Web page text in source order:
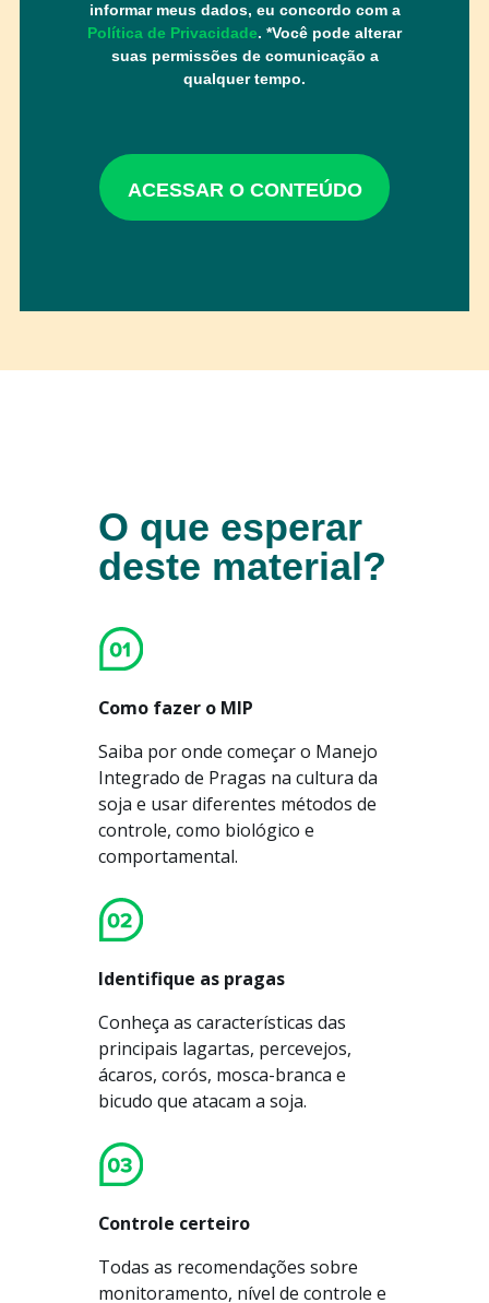
informar meus dados, eu concordo com a
Política de Privacidade. *Você pode alterar
suas permissões de comunicação a
qualquer tempo.
O que esperar
deste material?
Como fazer o MIP
Saiba por onde começar o Manejo
Integrado de Pragas na cultura da
soja e usar diferentes métodos de
controle, como biológico e
comportamental.
Identifique as pragas
Conheça as características das
principais lagartas, percevejos,
ácaros, corós, mosca-branca e
bicudo que atacam a soja.
Controle certeiro
Todas as recomendações sobre
monitoramento, nível de controle e